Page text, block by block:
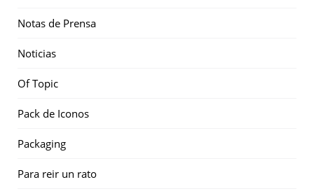
Notas de Prensa
Noticias
Of Topic
Pack de Iconos
Packaging
Para reir un rato